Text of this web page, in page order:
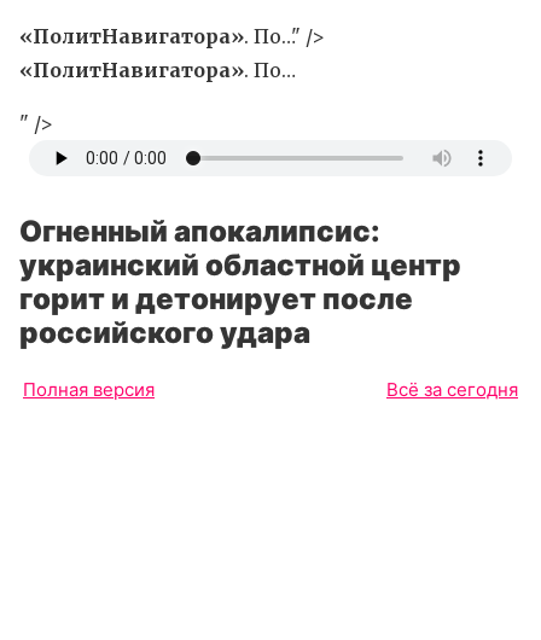
«ПолитНавигатора». По…" />
«ПолитНавигатора». По…
" />
Огненный апокалипсис:
украинский областной центр
горит и детонирует после
российского удара
Полная версия Всё за сегодня